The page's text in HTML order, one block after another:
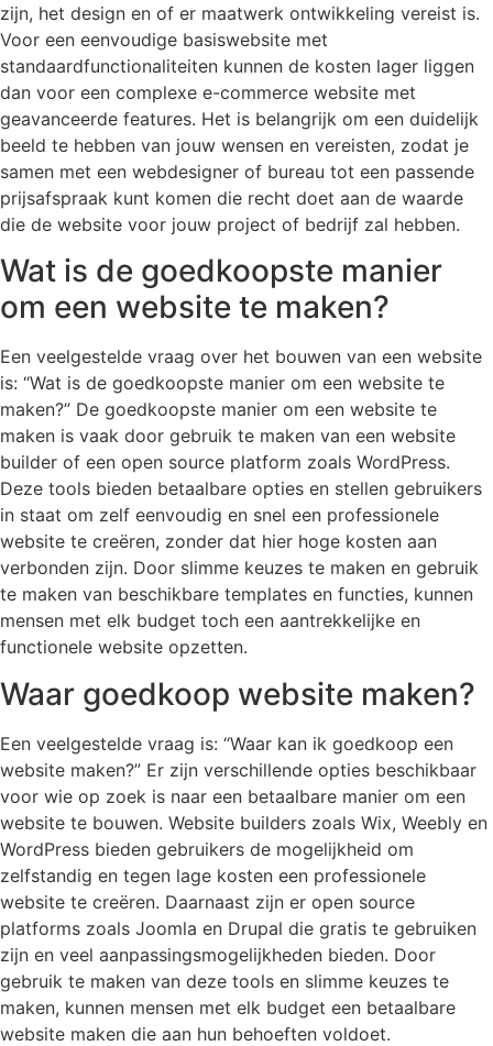
zijn, het design en of er maatwerk ontwikkeling vereist is.
Voor een eenvoudige basiswebsite met
standaardfunctionaliteiten kunnen de kosten lager liggen
dan voor een complexe e-commerce website met
geavanceerde features. Het is belangrijk om een duidelijk
beeld te hebben van jouw wensen en vereisten, zodat je
samen met een webdesigner of bureau tot een passende
prijsafspraak kunt komen die recht doet aan de waarde
die de website voor jouw project of bedrijf zal hebben.
Wat is de goedkoopste manier
om een website te maken?
Een veelgestelde vraag over het bouwen van een website
is: “Wat is de goedkoopste manier om een website te
maken?” De goedkoopste manier om een website te
maken is vaak door gebruik te maken van een website
builder of een open source platform zoals WordPress.
Deze tools bieden betaalbare opties en stellen gebruikers
in staat om zelf eenvoudig en snel een professionele
website te creëren, zonder dat hier hoge kosten aan
verbonden zijn. Door slimme keuzes te maken en gebruik
te maken van beschikbare templates en functies, kunnen
mensen met elk budget toch een aantrekkelijke en
functionele website opzetten.
Waar goedkoop website maken?
Een veelgestelde vraag is: “Waar kan ik goedkoop een
website maken?” Er zijn verschillende opties beschikbaar
voor wie op zoek is naar een betaalbare manier om een
website te bouwen. Website builders zoals Wix, Weebly en
WordPress bieden gebruikers de mogelijkheid om
zelfstandig en tegen lage kosten een professionele
website te creëren. Daarnaast zijn er open source
platforms zoals Joomla en Drupal die gratis te gebruiken
zijn en veel aanpassingsmogelijkheden bieden. Door
gebruik te maken van deze tools en slimme keuzes te
maken, kunnen mensen met elk budget een betaalbare
website maken die aan hun behoeften voldoet.